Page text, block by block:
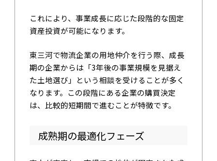
これにより、事業成長に応じた段階的な固定
資産投資が可能になります。
東三河で物流企業の用地仲介を行う際、成長
期の企業からは「3年後の事業規模を見据え
た土地選び」という相談を受けることが多く
なります。この段階にある企業の購買決定
は、比較的短期間で進むことが特徴です。
成熟期の最適化フェーズ